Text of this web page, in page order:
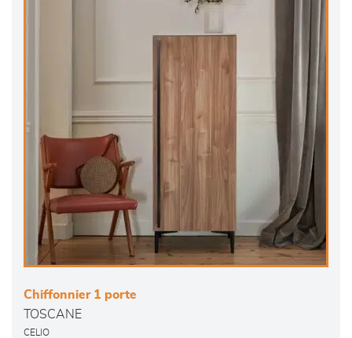
Chiffonnier 1 porte
TOSCANE
CELIO